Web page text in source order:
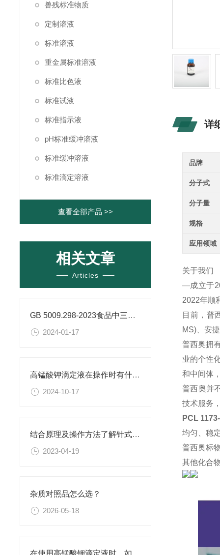
兽残标准物质
定制溶液
标准溶液
重金属标准溶液
标准比色液
标准试液
标准指示液
pH标准缓冲溶液
标准缓冲溶液
标准滴定溶液
查看全部产品 >>
相关文章
Articles
GB 5009.298-2023食品中三氯蔗糖（蔗糖素）的测定
2024-01-17
高锰酸钾滴定液在操作时有什么要领可言呢？
2024-10-17
结合原理及操作方法了解针式过滤器
2023-04-19
杂质对照品怎么选？
2026-05-18
详
品牌
分子式
分子量
规格
应用领域
关于我们
—成立于
2022年顺
目前，普
MS)、安
普西奥拥
业的个性
和中间体
普西奥并
技术服务
PCL
均匀、稳
普西奥标
其他化合